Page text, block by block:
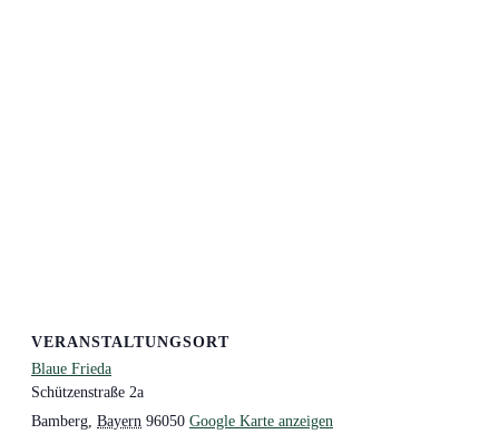
VERANSTALTUNGSORT
Blaue Frieda
Schützenstraße 2a
Bamberg Bayern 96050 Google Karte anzeigen